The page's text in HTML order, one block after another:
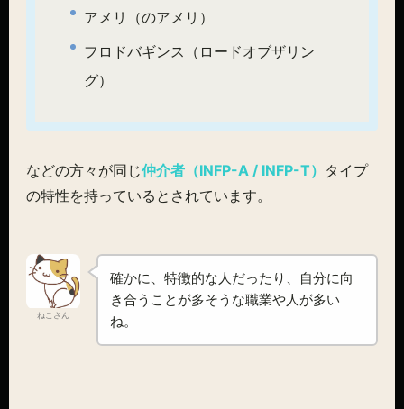
アメリ（のアメリ）
フロドバギンス（ロードオブザリン
グ）
などの方々が同じ仲介者（INFP-A / INFP-T） タイプ
の特性を持っているとされています。
ねこさん
確かに、特徴的な人だったり、自分に向
き合うことが多そうな職業や人が多い
ね。